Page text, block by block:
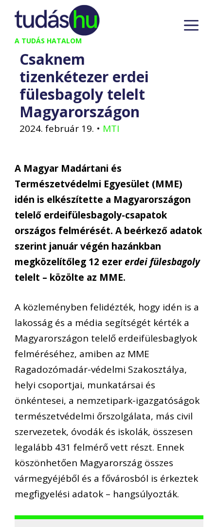
Kilépés
tartalomba
A TUDÁS HATALOM
Csaknem
tizenkétezer erdei
fülesbagoly telelt
Magyarországon
2024. február 19. • MTI
A Magyar Madártani és
Természetvédelmi Egyesület (MME)
idén is elkészítette a Magyarországon
telelő erdeifülesbagoly-csapatok
országos felmérését. A beérkező adatok
szerint január végén hazánkban
megközelítőleg 12 ezererdei fülesbagoly
telelt – közölte az MME.
A közleményben felidézték, hogy idén is a
lakosság és a média segítségét kérték a
Magyarországon telelő erdeifülesbaglyok
felméréséhez, amiben az MME
Ragadozómadár-védelmi Szakosztálya,
helyi csoportjai, munkatársai és
önkéntesei, a nemzetipark-igazgatóságok
természetvédelmi őrszolgálata, más civil
szervezetek, óvodák és iskolák, összesen
legalább 431 felmérő vett részt. Ennek
köszönhetően Magyarország összes
vármegyéjéből és a fővárosból is érkeztek
megfigyelési adatok – hangsúlyozták.